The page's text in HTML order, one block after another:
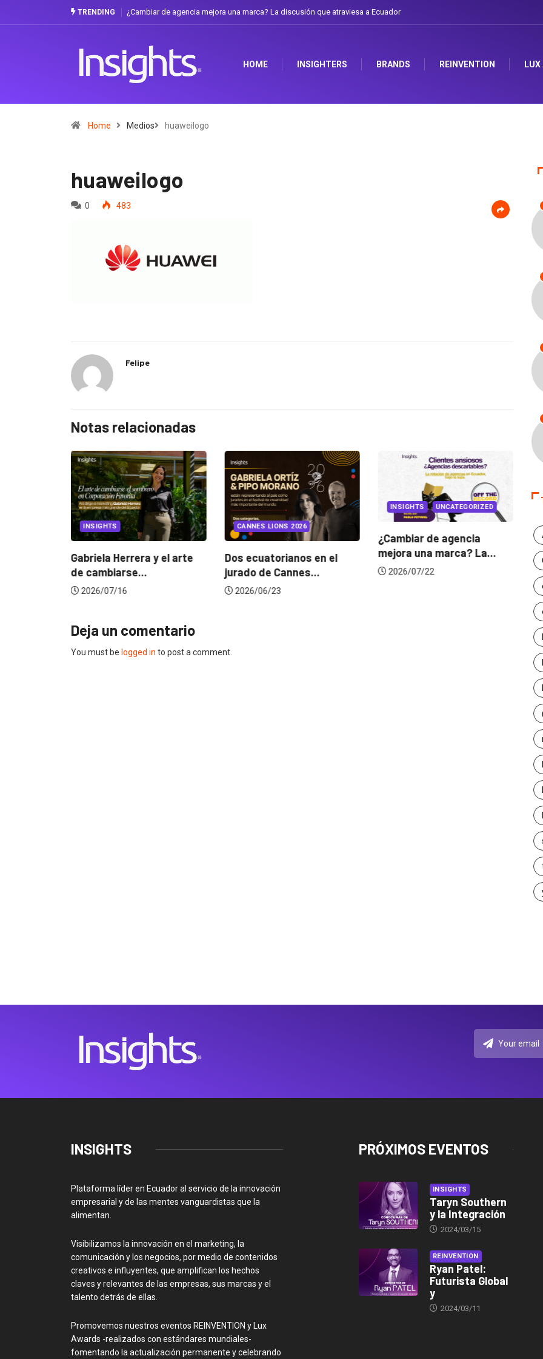
TRENDING ¿Cambiar de agencia mejora una marca? La discusión que atraviesa a Ecuador
HOME INSIGHTERS BRANDS REINVENTION LUX
Home Medios huaweilogo
huaweilogo
0 483
Felipe
Notas relacionadas
INSIGHTS
Gabriela Herrera y el arte
de cambiarse...
2026/07/16
CANNES LIONS 2026
Dos ecuatorianos en el
jurado de Cannes...
2026/06/23
INSIGHTS UNCATEGORIZED
¿Cambiar de agencia
mejora una marca? La...
2026/07/22
Deja un comentario
You must be logged in to post a comment.
INSIGHTS
Plataforma líder en Ecuador al servicio de la innovación
empresarial y de las mentes vanguardistas que la
alimentan.
Visibilizamos la innovación en el marketing, la
comunicación y los negocios, por medio de contenidos
creativos e influyentes, que amplifican los hechos
claves y relevantes de las empresas, sus marcas y el
talento detrás de ellas.
Promovemos nuestros eventos REINVENTION y Lux
Awards -realizados con estándares mundiales-
fomentando la actualización permanente y celebrando
PRÓXIMOS EVENTOS
INSIGHTS
Taryn Southern
y la Integración
2024/03/15
REINVENTION
Ryan Patel:
Futurista Global
y
2024/03/11